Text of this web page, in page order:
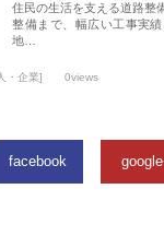
住民の生活を支える道路整
整備まで、幅広い工事実
地…
・企業] 0views
facebook